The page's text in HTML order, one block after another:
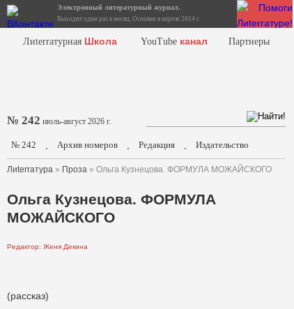
Электронный литературный журнал.
Выходит один раз в месяц. Основан в апреле 2014 г.
Лиterraтурная Школа YouTube канал Партнеры
№ 242 июль-август 2026 г.
№ 242 . Архив номеров . Редакция . Издательство
Лиterraтура » Проза » Ольга Кузнецова. ФОРМУЛА МОЖАЙСКОГО
Ольга Кузнецова. ФОРМУЛА
МОЖАЙСКОГО
Редактор: Женя Декина
(рассказ)